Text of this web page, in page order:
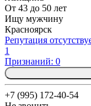
От 43 до 50 лет
Ищу мужчину
Красноярск
Репутация
1
Признаний: 0
+7 (995) 172-40-54